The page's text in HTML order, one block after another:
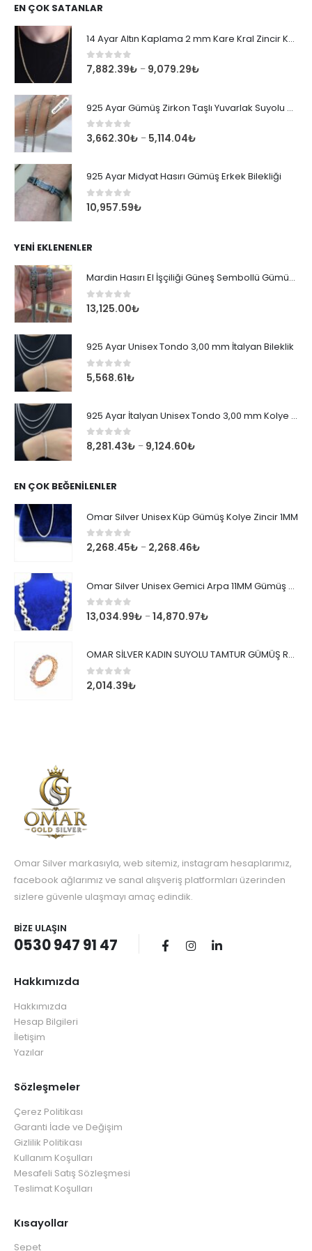
EN ÇOK SATANLAR
14 Ayar Altın Kaplama 2 mm Kare Kral Zincir Kolye
0 out of 5
7,882.39₺ – 9,079.29₺
925 Ayar Gümüş Zirkon Taşlı Yuvarlak Suyolu Bileklik
0 out of 5
3,662.30₺ – 5,114.04₺
925 Ayar Midyat Hasırı Gümüş Erkek Bilekliği
0out of 5
10,957.59₺
YENI EKLENENLER
Mardin Hasırı El İşçiliği Güneş Sembollü Gümüş Erkek Bileklik
0out of 5
13,125.00₺
925 Ayar Unisex Tondo 3,00 mm İtalyan Bileklik
0 out of 5
5,568.61₺
925 Ayar İtalyan Unisex Tondo 3,00 mm Kolye Zincir
0 out of 5
8,281.43₺ – 9,124.60₺
EN ÇOK BEĞENILENLER
Omar Silver Unisex Küp Gümüş Kolye Zincir 1MM
0 out of 5
2,268.45₺ – 2,268.46₺
Omar Silver Unisex Gemici Arpa 11MM Gümüş Kolye Zincir
0out of 5
13,034.99₺ –14,870.97₺
OMAR SİLVER KADIN SUYOLU TAMTUR GÜMÜŞ ROSE YÜZÜK SU YOLU TAMTUR YÜZÜK Omr8149
0 out of 5
2,014.39₺
Omar Silver markasıyla, web sitemiz, instagram hesaplarımız,
facebook ağlarımız ve sanal alışveriş platformları üzerinden
sizlere güvenle ulaşmayı amaç edindik.
BIZE ULAŞIN
0530 947 91 47
Hakkımızda
Hakkımızda
Hesap Bilgileri
İletişim
Yazılar
Sözleşmeler
Çerez Politikası
Garanti İade ve Değişim
Gizlilik Politikası
Kullanım Koşulları
Mesafeli Satış Sözleşmesi
Teslimat Koşulları
Kısayollar
Sepet